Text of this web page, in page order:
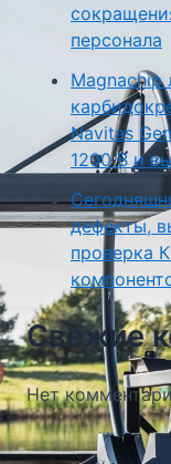
персонала
Magnachip
Navitas
1200 В и
дефекты,
проверка
Свежие
Нет